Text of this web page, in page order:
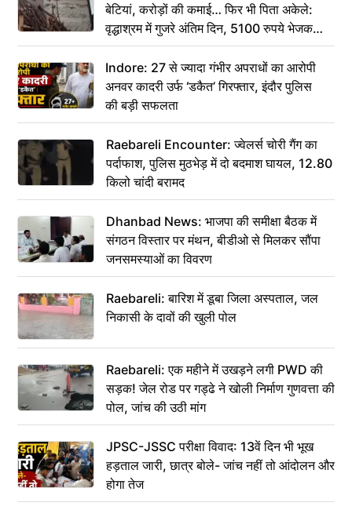
बेटियां, करोड़ों की कमाई… फिर भी पिता अकेले:
वृद्धाश्रम में गुजरे अंतिम दिन, 5100 रुपये भेजकर
कहा– अंतिम संस्कार कर दीजिए हम नहीं आ पाएंगे
Indore: 27 से ज्यादा गंभीर अपराधों का आरोपी
अनवर कादरी उर्फ ‘डकैत’ गिरफ्तार, इंदौर पुलिस
की बड़ी सफलता
Raebareli Encounter: ज्वेलर्स चोरी गैंग का
पर्दाफाश, पुलिस मुठभेड़ में दो बदमाश घायल, 12.80
किलो चांदी बरामद
Dhanbad News: भाजपा की समीक्षा बैठक में
संगठन विस्तार पर मंथन, बीडीओ से मिलकर सौंपा
जनसमस्याओं का विवरण
Raebareli: बारिश में डूबा जिला अस्पताल, जल
निकासी के दावों की खुली पोल
Raebareli: एक महीने में उखड़ने लगी PWD की
सड़क! जेल रोड पर गड्ढे ने खोली निर्माण गुणवत्ता की
पोल, जांच की उठी मांग
JPSC-JSSC परीक्षा विवाद: 13वें दिन भी भूख
हड़ताल जारी, छात्र बोले- जांच नहीं तो आंदोलन और
होगा तेज